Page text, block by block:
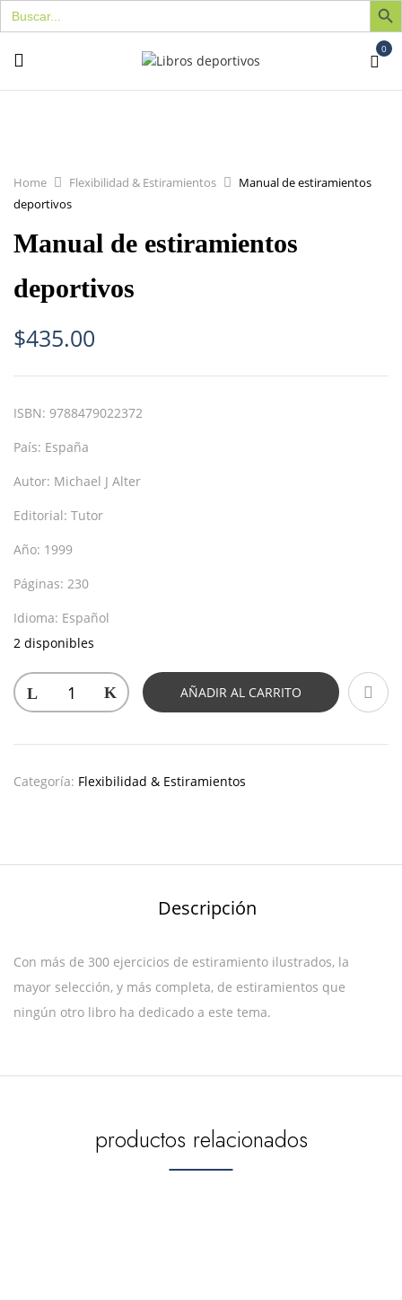
Buscar:
0
Home Flexibilidad & Estiramientos
Manual de estiramientos
deportivos
Manual de estiramientos
deportivos
$435.00
ISBN: 9788479022372
País: España
Autor: Michael J Alter
Editorial: Tutor
Año: 1999
Páginas: 230
Idioma: Español
2 disponibles
AÑADIR AL CARRITO
Categoría: Flexibilidad & Estiramientos
Descripción
Con más de 300 ejercicios de estiramiento ilustrados, la
mayor selección, y más completa, de estiramientos que
ningún otro libro ha dedicado a este tema.
productos relacionados